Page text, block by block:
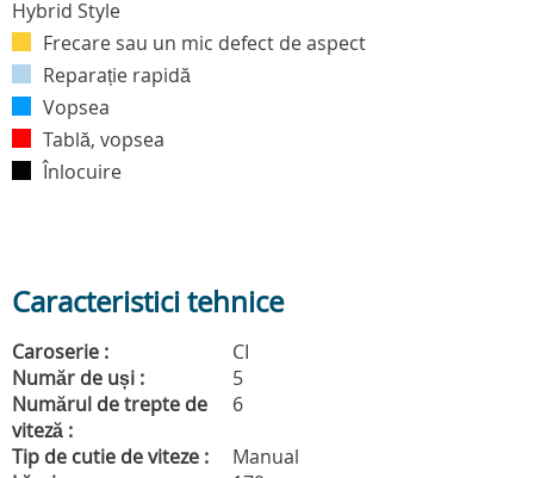
Frecare sau un mic defect de aspect
Reparație rapidă
Vopsea
Tablă, vopsea
Înlocuire
Caracteristici tehnice
Caroserie :
CI
Număr de uși :
5
Numărul de trepte de
viteză :
6
Tip de cutie de viteze :
Manual